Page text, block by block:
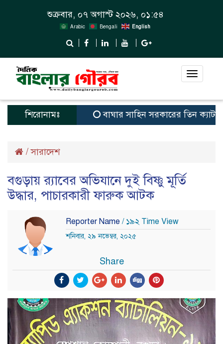
শুক্রবার, ০৭ অগাস্ট ২০২৬, ০১:৫৪
Arabic Bengali English
Toggle
শিরোনামঃ বাঘার সাহিন সরকারের তিন
/সারাদেশ
বগুড়ায় র‌্যাবের অভিযানে দুই বিষ্ণু মূর্তি
উদ্ধার, পাচারকারী ফারুক আটক
Reporter Name / ১৯২ Time View
শনিবার, ২৯ নভেম্বর, ২০২৫
Share